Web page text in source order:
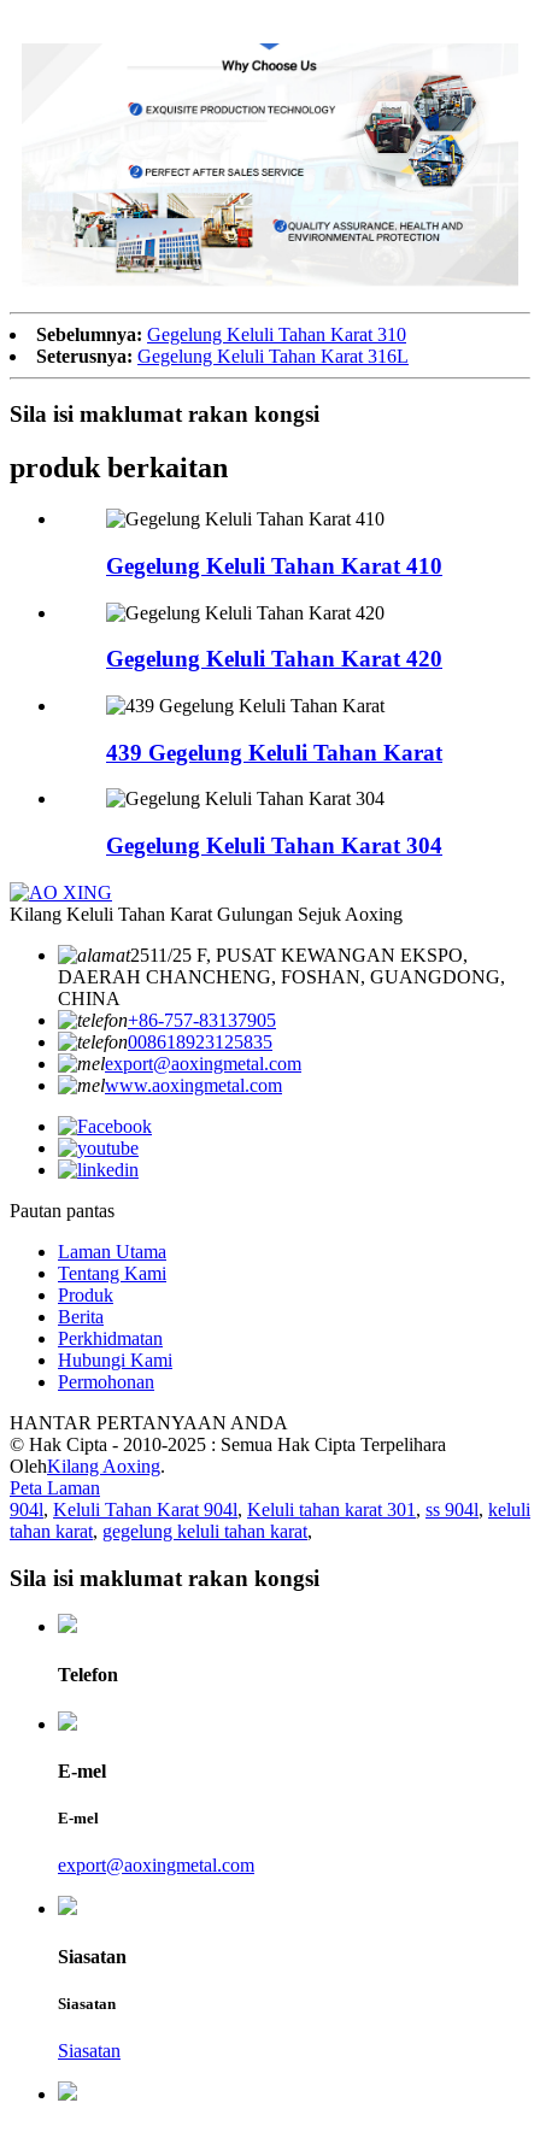
Sebelumnya: Gegelung Keluli Tahan Karat 310
Seterusnya: Gegelung Keluli Tahan Karat 316L
Sila isi maklumat rakan kongsi
produk berkaitan
Gegelung Keluli Tahan Karat 410
Gegelung Keluli Tahan Karat 420
439 Gegelung Keluli Tahan Karat
Gegelung Keluli Tahan Karat 304
Kilang Keluli Tahan Karat Gulungan Sejuk Aoxing
2511/25 F, PUSAT KEWANGAN EKSPO,
DAERAH CHANCHENG, FOSHAN, GUANGDONG,
CHINA
+86-757-83137905
008618923125835
export@aoxingmetal.com
www.aoxingmetal.com
Pautan pantas
Laman Utama
Tentang Kami
Produk
Berita
Perkhidmatan
Hubungi Kami
Permohonan
HANTAR PERTANYAAN ANDA
© Hak Cipta - 2010-2025 : Semua Hak Cipta Terpelihara
OlehKilang Aoxing.
Peta Laman
904l, Keluli Tahan Karat 904l, Keluli tahan karat 301 , ss 904l, keluli
tahan karat, gegelung keluli tahan karat,
Sila isi maklumat rakan kongsi
Telefon
E-mel
E-mel
export@aoxingmetal.com
Siasatan
Siasatan
Siasatan